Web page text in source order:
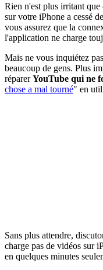
Rien n'est plus irritant
sur votre iPhone a cessé
vous assurez que la
l'application ne charge
Mais ne vous inquiétez
beaucoup de gens. Plus
réparerYouTube qui ne
chose a mal tourné" en
Sans plus attendre,
charge pas de vidéos sur
en quelques minutes